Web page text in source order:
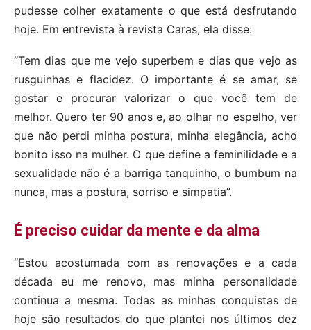
pudesse colher exatamente o que está desfrutando
hoje. Em entrevista à revista Caras, ela disse:
“Tem dias que me vejo superbem e dias que vejo as
rusguinhas e flacidez. O importante é se amar, se
gostar e procurar valorizar o que você tem de
melhor. Quero ter 90 anos e, ao olhar no espelho, ver
que não perdi minha postura, minha elegância, acho
bonito isso na mulher. O que define a feminilidade e a
sexualidade não é a barriga tanquinho, o bumbum na
nunca, mas a postura, sorriso e simpatia”.
É preciso cuidar da mente e da alma
“Estou acostumada com as renovações e a cada
década eu me renovo, mas minha personalidade
continua a mesma. Todas as minhas conquistas de
hoje são resultados do que plantei nos últimos dez